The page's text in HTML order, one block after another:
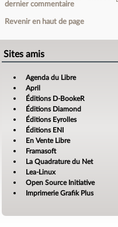
dernier commentaire
Revenir en haut de page
Sites amis
Agenda du Libre
April
Éditions D-BookeR
Éditions Diamond
Éditions Eyrolles
Éditions ENI
En Vente Libre
Framasoft
La Quadrature du Net
Lea-Linux
Open Source Initiative
Imprimerie Grafik Plus